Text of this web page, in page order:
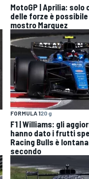
MotoGP | Aprilia: solo
delle forze è
mostro Marquez
FORMULA 120 g
F1 | Williams: gli
hanno dato i frutti
Racing Bulls è
secondo